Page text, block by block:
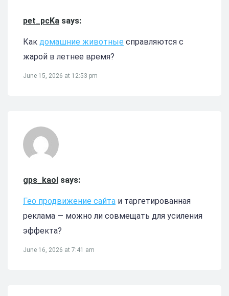
pet_pcKa says:
Как домашние животные справляются с
жарой в летнее время?
June 15, 2026 at 12:53 pm
gps_kaol says:
Гео продвижение сайта и таргетированная
реклама — можно ли совмещать для усиления
эффекта?
June 16, 2026 at 7:41 am